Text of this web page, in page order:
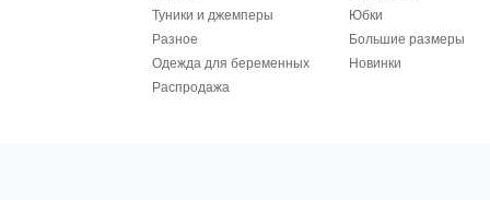
Туники и джемперы
Юбки
Разное
Большие размеры
Одежда для беременных
Новинки
Распродажа